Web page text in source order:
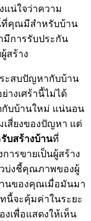
แน่ใจว่าความ
ที่คุณมีสำหรับบ้าน
การรับประกัน
สร้าง
ะสบปัญหากับบ้าน
างเศร้านี้ไม่ได้
กับบ้านใหม่ แน่นอน
เสี่ยงของปัญหา แต่
รับสร้างบ้านที่
ารขายเป็นผู้สร้าง
บ่งชี้คุณภาพของผู้
านของคุณเมื่อมันมา
นี้จะคุ้มค่าในระยะ
เพื่อแสดงให้เห็น